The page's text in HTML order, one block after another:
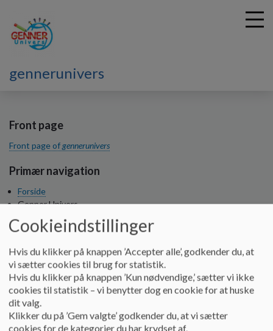
gennerunivers
Front page
Front page ofgennerunivers
Primær navigation
Forside
Genner Univers
Vores univers
Småbørnsgruppen
Skolen
SFO og SFO 2
Politikker, principper, retningslinjer, pædagogisk læreplan mm.
Sundhed
Kommunikationspolitik
Politik for røgfrit miljø
Cookieindstillinger
Hvis du klikker på knappen ’Accepter alle’, godkender du, at
vi sætter cookies til brug for statistik.
Hvis du klikker på knappen ’Kun nødvendige,’ sætter vi ikke
cookies til statistik – vi benytter dog en cookie for at huske
dit valg.
Klikker du på ’Gem valgte’ godkender du, at vi sætter
cookies for de kategorier du har krydset af.